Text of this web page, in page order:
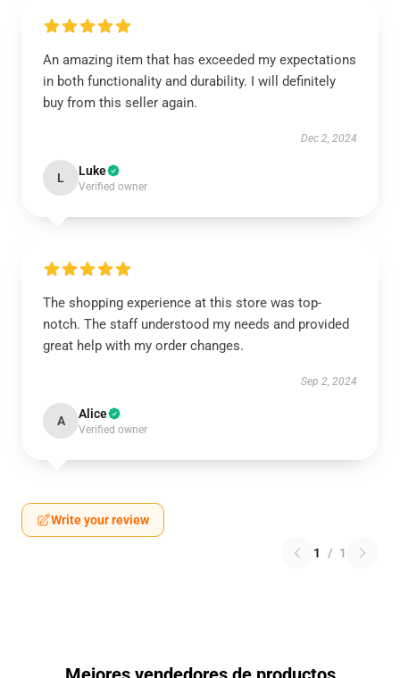
An amazing item that has exceeded my expectations
in both functionality and durability. I will definitely
buy from this seller again.
Dec 2, 2024
L Luke
Verified owner
The shopping experience at this store was top-
notch. The staff understood my needs and provided
great help with my order changes.
Sep 2, 2024
A Alice
Verified owner
Write your review
1 / 1